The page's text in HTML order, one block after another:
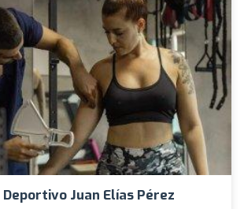
Juan Elías Pérez